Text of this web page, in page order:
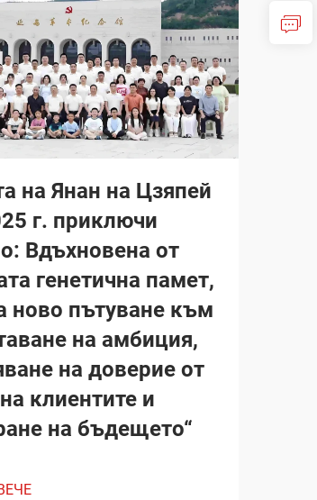
на Янан на Цзяпей
г. приключи
Вдъхновена от
генетична памет,
ново пътуване към
на амбиция,
на доверие от
клиентите и
на бъдещето“